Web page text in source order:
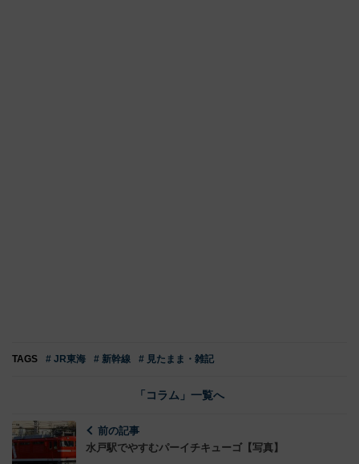
TAGS # JR東海 # 新幹線 # 見たまま・雑記
「コラム」一覧へ
前の記事
水戸駅でやすむパーイチキューゴ【写真】